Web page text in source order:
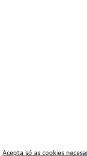
Acepta só as cookies